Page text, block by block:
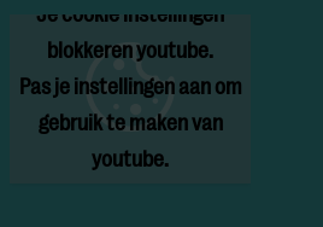
Je cookie instellingen
blokkeren youtube.
Pas je instellingenaan om
gebruik te maken van
youtube.